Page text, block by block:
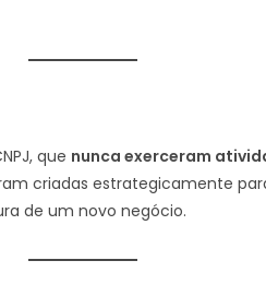
que nunca exerceram
criadas estrategicamente
de um novo negócio.